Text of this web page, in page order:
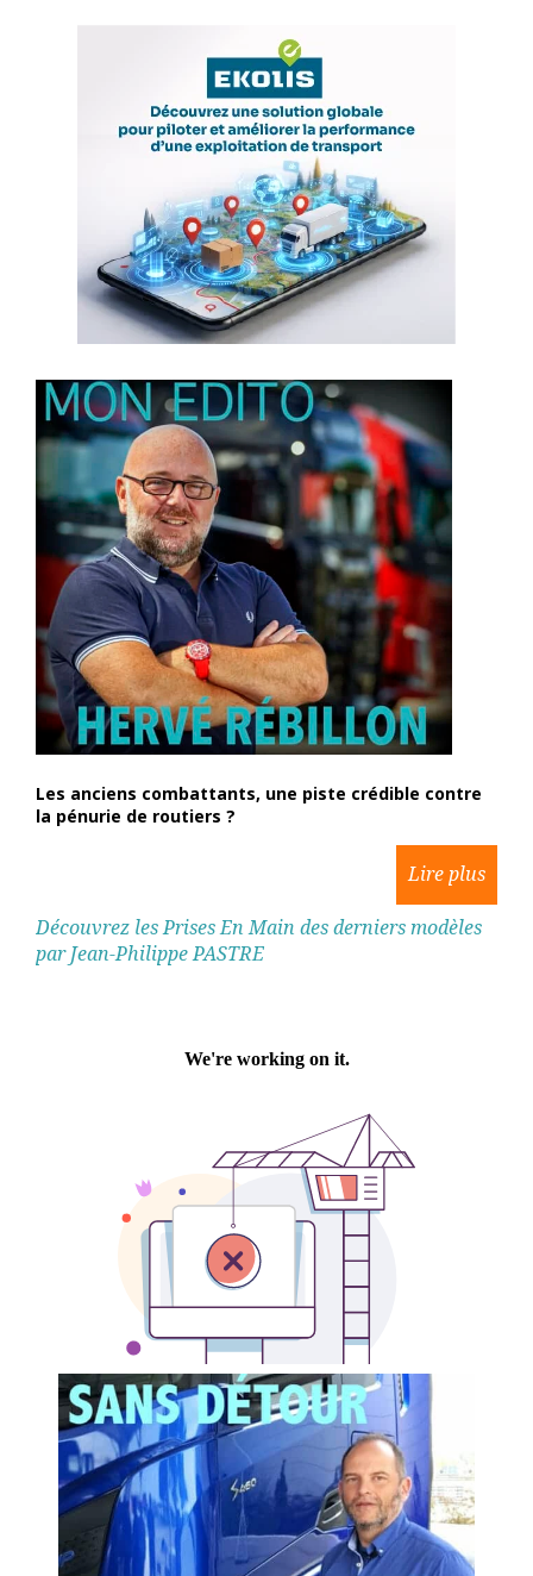
Les anciens combattants, une piste crédible contre
la pénurie de routiers ?
Découvrez les Prises En Main des derniers modèles
par Jean-Philippe PASTRE